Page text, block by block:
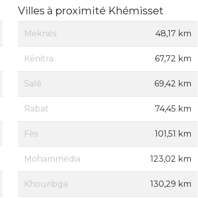
Villes à proximité Khémisset
Meknès 48,17 km
Kénitra 67,72 km
Salé 69,42 km
Rabat 74,45 km
Fès 101,51 km
Mohammédia 123,02 km
Khouribga 130,29 km